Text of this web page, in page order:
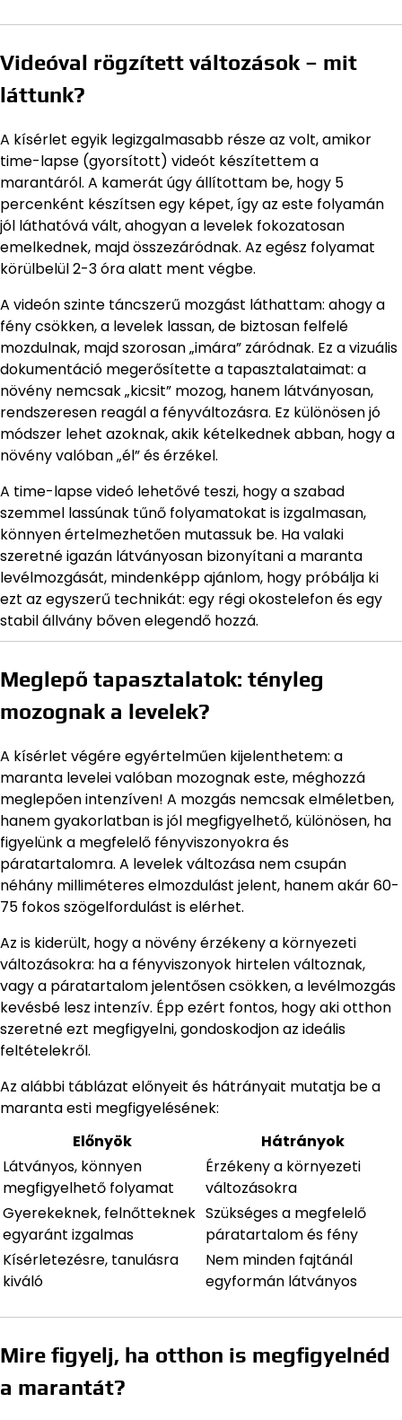
Videóval rögzített változások – mit
láttunk?
A kísérlet egyik legizgalmasabb része az volt, amikor
time-lapse (gyorsított) videót készítettem a
marantáról. A kamerát úgy állítottam be, hogy 5
percenként készítsen egy képet, így az este folyamán
jól láthatóvá vált, ahogyan a levelek fokozatosan
emelkednek, majd összezáródnak. Az egész folyamat
körülbelül 2-3 óra alatt ment végbe.
A videón szinte táncszerű mozgást láthattam: ahogy a
fény csökken, a levelek lassan, de biztosan felfelé
mozdulnak, majd szorosan „imára” záródnak. Ez a vizuális
dokumentáció megerősítette a tapasztalataimat: a
növény nemcsak „kicsit” mozog, hanem látványosan,
rendszeresen reagál a fényváltozásra. Ez különösen jó
módszer lehet azoknak, akik kételkednek abban, hogy a
növény valóban „él” és érzékel.
A time-lapse videó lehetővé teszi, hogy a szabad
szemmel lassúnak tűnő folyamatokat is izgalmasan,
könnyen értelmezhetően mutassuk be. Ha valaki
szeretné igazán látványosan bizonyítani a maranta
levélmozgását, mindenképp ajánlom, hogy próbálja ki
ezt az egyszerű technikát: egy régi okostelefon és egy
stabil állvány bőven elegendő hozzá.
Meglepő tapasztalatok: tényleg
mozognak a levelek?
A kísérlet végére egyértelműen kijelenthetem: a
maranta levelei valóban mozognak este, méghozzá
meglepően intenzíven! A mozgás nemcsak elméletben,
hanem gyakorlatban is jól megfigyelhető, különösen, ha
figyelünk a megfelelő fényviszonyokra és
páratartalomra. A levelek változása nem csupán
néhány milliméteres elmozdulást jelent, hanem akár 60-
75 fokos szögelfordulást is elérhet.
Az is kiderült, hogy a növény érzékeny a környezeti
változásokra: ha a fényviszonyok hirtelen változnak,
vagy a páratartalom jelentősen csökken, a levélmozgás
kevésbé lesz intenzív. Épp ezért fontos, hogy aki otthon
szeretné ezt megfigyelni, gondoskodjon az ideális
feltételekről.
Az alábbi táblázat előnyeit és hátrányait mutatja be a
maranta esti megfigyelésének:
Előnyök
Hátrányok
Látványos, könnyen
megfigyelhető folyamat
Érzékeny a környezeti
változásokra
Gyerekeknek, felnőtteknek
egyaránt izgalmas
Szükséges a megfelelő
páratartalom és fény
Kísérletezésre, tanulásra
kiváló
Nem minden fajtánál
egyformán látványos
Mire figyelj, ha otthon is megfigyelnéd
a marantát?